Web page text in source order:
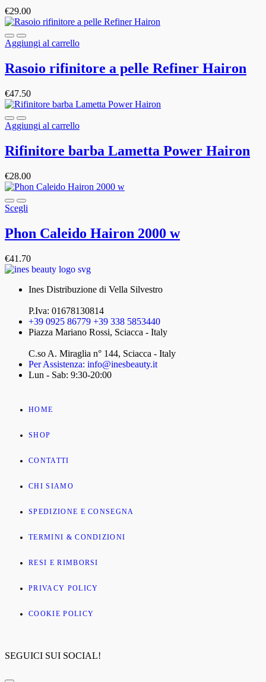
€29.00
Aggiungi al carrello
Rasoio rifinitore a pelle Refiner Hairon
€47.50
Aggiungi al carrello
Rifinitore barba Lametta Power Hairon
€28.00
Scegli
Phon Caleido Hairon 2000 w
€41.70
Ines Distribuzione di Vella Silvestro
P.Iva: 01678130814
+39 0925 86779 +39 338 5853440
Piazza Mariano Rossi, Sciacca - Italy
C.so A. Miraglia n° 144, Sciacca - Italy
Per Assistenza: info@inesbeauty.it
Lun - Sab: 9:30-20:00
HOME
SHOP
CONTATTI
CHI SIAMO
SPEDIZIONE E CONSEGNA
TERMINI & CONDIZIONI
RESI E RIMBORSI
PRIVACY POLICY
COOKIE POLICY
SEGUICI SUI SOCIAL!